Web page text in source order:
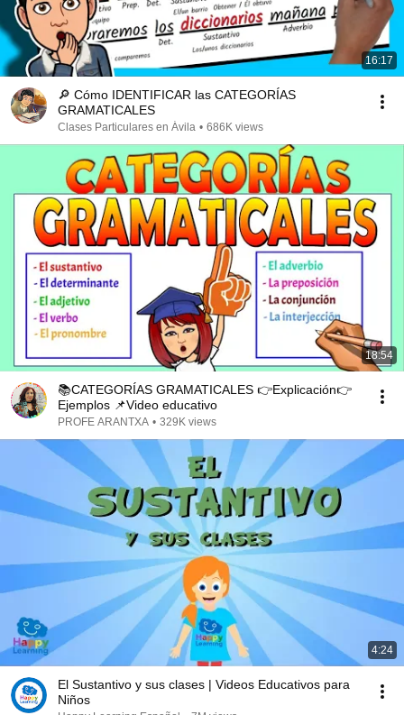
16:17
🔎 Cómo IDENTIFICAR las CATEGORÍAS
GRAMATICALES
Clases Particulares en Ávila • 686K views
18:54
📚CATEGORÍAS GRAMATICALES 👉Explicación👉
Ejemplos 📌Video educativo
PROFE ARANTXA • 329K views
4:24
El Sustantivo y sus clases | Videos Educativos para
Niños